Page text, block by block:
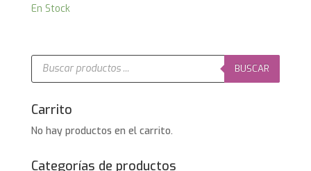
En Stock
Búsqueda
productos
BUSCAR
Carrito
No hay productos en el carrito.
Categorías de productos